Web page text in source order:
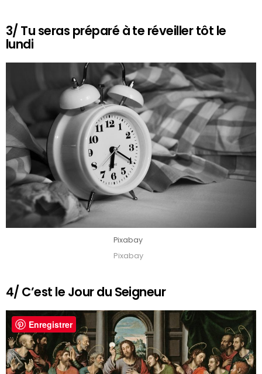
3/ Tu seras préparé à te réveiller tôt le
lundi
Pixabay
Pixabay
4/ C’est le Jour du Seigneur
Enregistrer